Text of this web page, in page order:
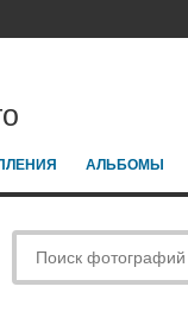
АЛЬБОМЫ